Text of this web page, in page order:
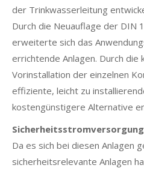
der Trinkwasserleitung
Durch die Neuauflage der DIN
erweiterte sich das
errichtende Anlagen. Durch die
Vorinstallation der einzelnen
effiziente, leicht zu
kostengünstigere Alternative
Sicherheitsstromversorgung
Da es sich bei diesen Anlagen
sicherheitsrelevante Anlagen